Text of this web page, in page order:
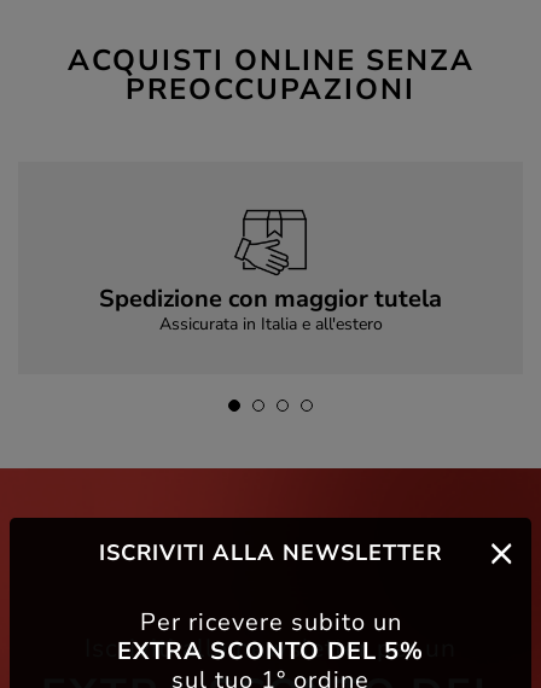
ACQUISTI ONLINE SENZA
PREOCCUPAZIONI
Spedizione con maggior tutela
Assicurata in Italia e all'estero
Iscriviti alla newsletter per un
ISCRIVITI ALLA NEWSLETTER
Per ricevere subito un
EXTRA SCONTO DEL 5%
sul tuo 1° ordine